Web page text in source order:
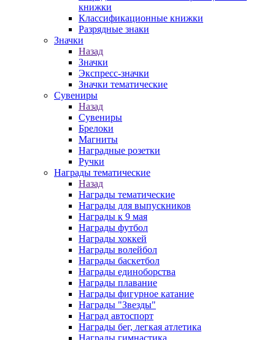
книжки
Классификационные книжки
Разрядные знаки
Значки
Назад
Значки
Экспресс-значки
Значки тематические
Сувениры
Назад
Сувениры
Брелоки
Магниты
Наградные розетки
Ручки
Награды тематические
Назад
Награды тематические
Награды для выпускников
Награды к 9 мая
Награды футбол
Награды хоккей
Награды волейбол
Награды баскетбол
Награды единоборства
Награды плавание
Награды фигурное катание
Награды "Звезды"
Наград автоспорт
Награды бег, легкая атлетика
Награды гимнастика